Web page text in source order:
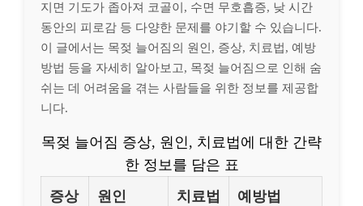
지면 기도가 좁아져 코골이, 수면 무호흡증, 낮 시간
동안의 피로감 등 다양한 문제를 야기할 수 있습니다.
이 글에서는 목젖 늘어짐의 원인, 증상, 치료법, 예방
방법 등을 자세히 알아보고, 목젖 늘어짐으로 인해 숨
쉬는 데 어려움을 겪는 사람들을 위한 정보를 제공합
니다.
목젖 늘어짐 증상, 원인, 치료법에 대한 간략
한 정보를 담은 표
증상
원인 치료법 예방법